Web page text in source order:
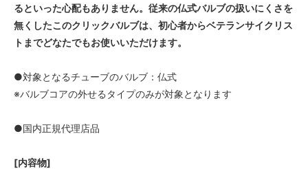
るといった心配もありません。従来の仏式バルブの扱いにくさを
無くしたこのクリックバルブは、初心者からベテランサイクリス
トまでどなたでもお使いいただけます。
●対象となるチューブのバルブ：仏式
※バルブコアの外せるタイプのみが対象となります
●国内正規代理店品
[内容物]